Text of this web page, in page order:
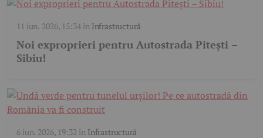
11 iun. 2026, 15:34în Infrastructură
Noi exproprieri pentru Autostrada Pitești –
Sibiu!
6 iun. 2026, 19:32 în Infrastructură